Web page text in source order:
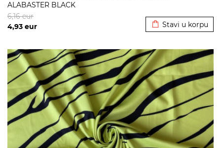
ALABASTER BLACK
4,93 eur
6,16eur
Stavi u korpu